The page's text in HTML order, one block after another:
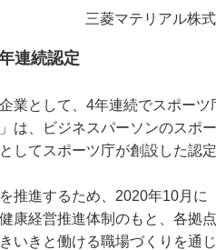
三菱マテリアル株
連続認定
業として、4年連続でスポーツ
は、ビジネスパーソンのスポ
してスポーツ庁が創設した認
推進するため、2020年10月に
康経営推進体制のもと、各拠
いきと働ける職場づくりを通